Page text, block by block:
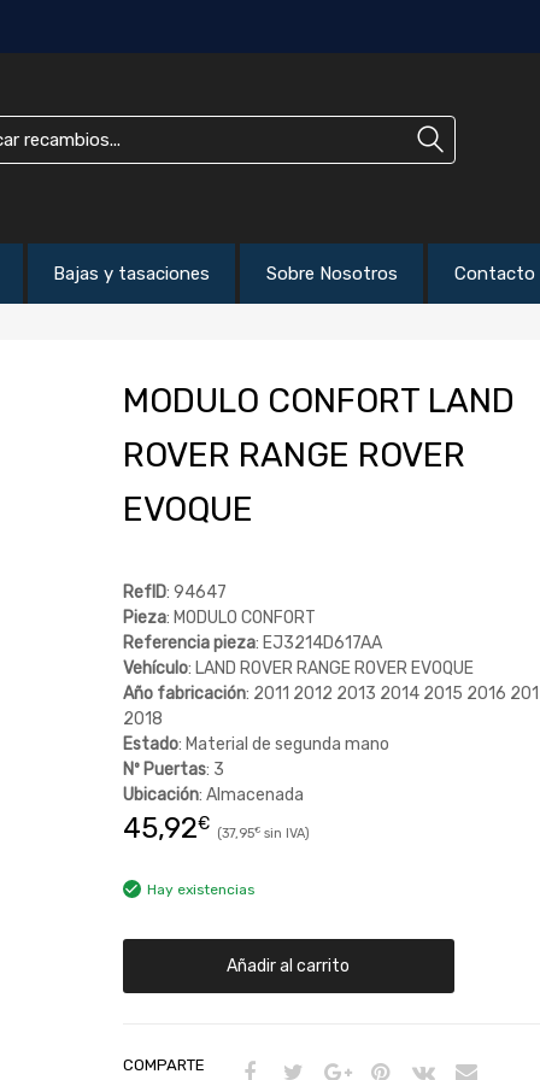
Bajas y tasaciones Sobre Nosotros Contacto
MODULO CONFORT LAND
ROVER RANGE ROVER
EVOQUE
RefID: 94647
Pieza: MODULO CONFORT
Referencia pieza: EJ3214D617AA
Vehículo: LAND ROVER RANGE ROVER EVOQUE
Año fabricación: 2011 2012 2013 2014 2015 2016
2018
Estado: Material de segunda mano
Nº Puertas: 3
Ubicación: Almacenada
45,92€ 37,95€
Hay existencias
Añadir al carrito
COMPARTE